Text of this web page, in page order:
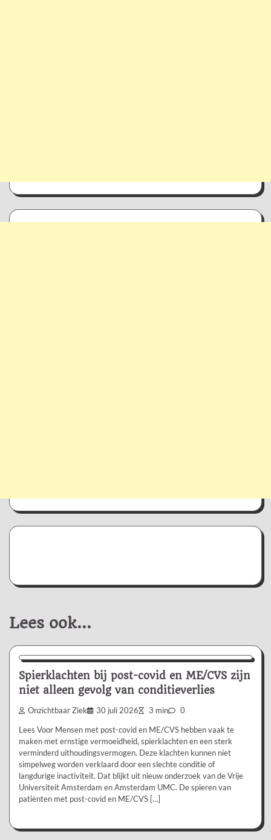
Lees ook...
Nieuws/Informatie
Spierklachten bij post-covid en ME/CVS zijn
niet alleen gevolg van conditieverlies
Onzichtbaar Ziek 30 juli 2026 3 min 0
Lees Voor Mensen met post-covid en ME/CVS hebben vaak te
maken met ernstige vermoeidheid, spierklachten en een sterk
verminderd uithoudingsvermogen. Deze klachten kunnen niet
simpelweg worden verklaard door een slechte conditie of
langdurige inactiviteit. Dat blijkt uit nieuw onderzoek van de Vrije
Universiteit Amsterdam en Amsterdam UMC. De spieren van
patiënten met post-covid en ME/CVS […]